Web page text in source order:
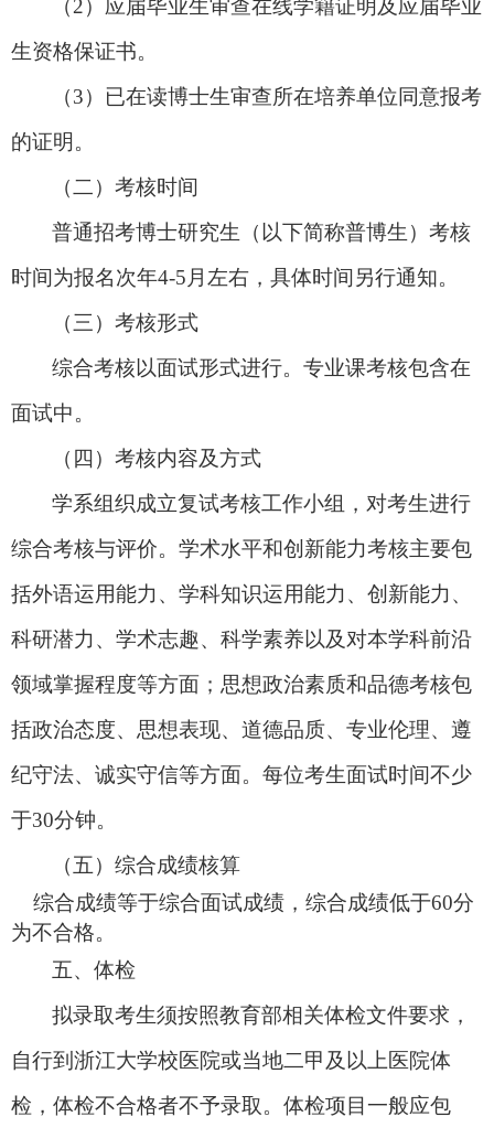
（2）应届毕业生审查在线学籍证明及应届毕业
生资格保证书。
（3）已在读博士生审查所在培养单位同意报考
的证明。
（二） 考核时间
普通招考博士研究生（以下简称普博生）考核
时间为报名次年4-5月左右，具体时间另行通知。
（三） 考核形式
综合考核以面试形式进行。专业课考核包含在
面试中。
（四） 考核内容及方式
学系组织成立复试考核工作小组，对考生进行
综合考核与评价。学术水平和创新能力考核主要包
括外语运用能力、学科知识运用能力、创新能力、
科研潜力、学术志趣、科学素养以及对本学科前沿
领域掌握程度等方面；思想政治素质和品德考核包
括政治态度、思想表现、道德品质、专业伦理、遵
纪守法、诚实守信等方面。每位考生面试时间不少
于30分钟。
（五） 综合成绩核算
综合成绩等于综合面试成绩，综合成绩低于60分
为不合格。
五、体检
拟录取考生须按照教育部相关体检文件要求，
自行到浙江大学校医院或当地二甲及以上医院体
检，体检不合格者不予录取。 体检项目一般应包